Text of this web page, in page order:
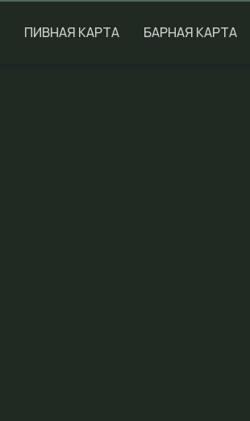
ПИВНАЯ КАРТА БАРНАЯ КАРТА